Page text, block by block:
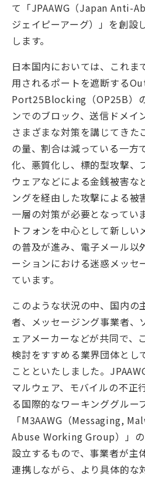
て「JPAAWG（Japan Anti-
ジェイピーアーグ）」を創設
します。
日本国内においては、これま
用されるポートを遮断する
Port25Blocking（OP25B）
ンでのブロック、送信ドメイ
さまざまな対策を講じてきた
の量、割合は減っている一方
化、悪質化し、標的型攻撃、
ウェアなどによる金銭被害な
ングを経由した攻撃による被
一層の対策が必要となってい
トフォンを中心として新しい
の普及が進み、電子メール以
ーションにおける迷惑メッセ
ています。
このような状況の中、国内の
者、メッセージング事業者、
ェアメーカーなどが共同で、
検討をすすめる業界団体とし
ことといたしました。
マルウェア、モバイルの不正
る国際的なワーキンググルー
「M3AAWG（Messaging,
Abuse Working Group）」
設立するもので、事業者が主
連携しながら、より具体的な